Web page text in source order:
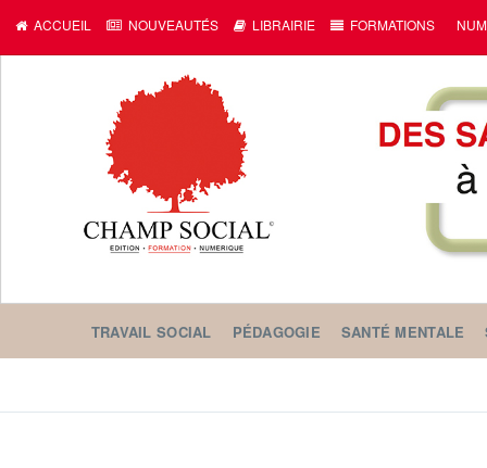
ACCUEIL NOUVEAUTÉS LIBRAIRIE FORMATIONS
TRAVAIL SOCIAL PÉDAGOGIE SANTÉ MENTALE